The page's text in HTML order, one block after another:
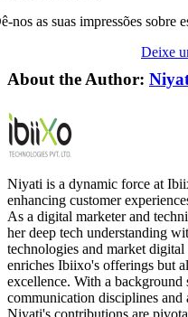
nos as suas impressões sobre
Deixe
About the Author:
Niyati is a dynamic force at
enhancing customer
As a digital marketer and
her deep tech understanding
technologies and market
enriches Ibiixo's offerings but
excellence. With a background
communication disciplines and